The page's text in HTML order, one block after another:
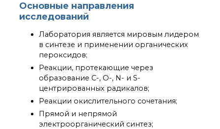
Научный Совет РАН
по органической
Искусственный
интеллект (ИИ)
Аддитивные
технологии
Электронная
микроскопия
Награды сотрудников
ИОХ РАН
Основные направления
исследований
Лаборатория является мировым лидером
в синтезе и применении органических
пероксидов;
Реакции, протекающие через
образование C-, O-, N- и S-
центрированных радикалов;
Реакции окислительного сочетания;
Прямой и непрямой
электроорганический синтез;